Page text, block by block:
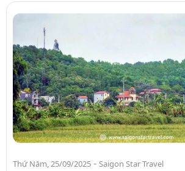
Thứ Năm, 25/09/2025 - Saigon Star Travel